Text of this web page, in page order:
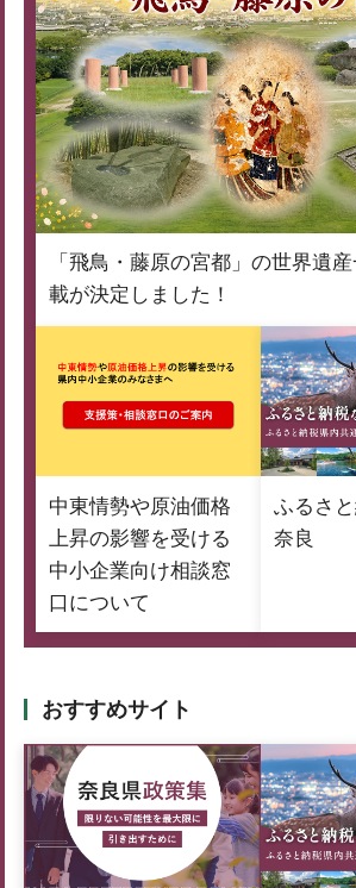
「飛鳥・藤原の宮都」の世界遺
載が決定しました！
中東情勢や原油価格
上昇の影響を受ける
中小企業向け相談窓
口について
ふるさと
奈良
おすすめサイト